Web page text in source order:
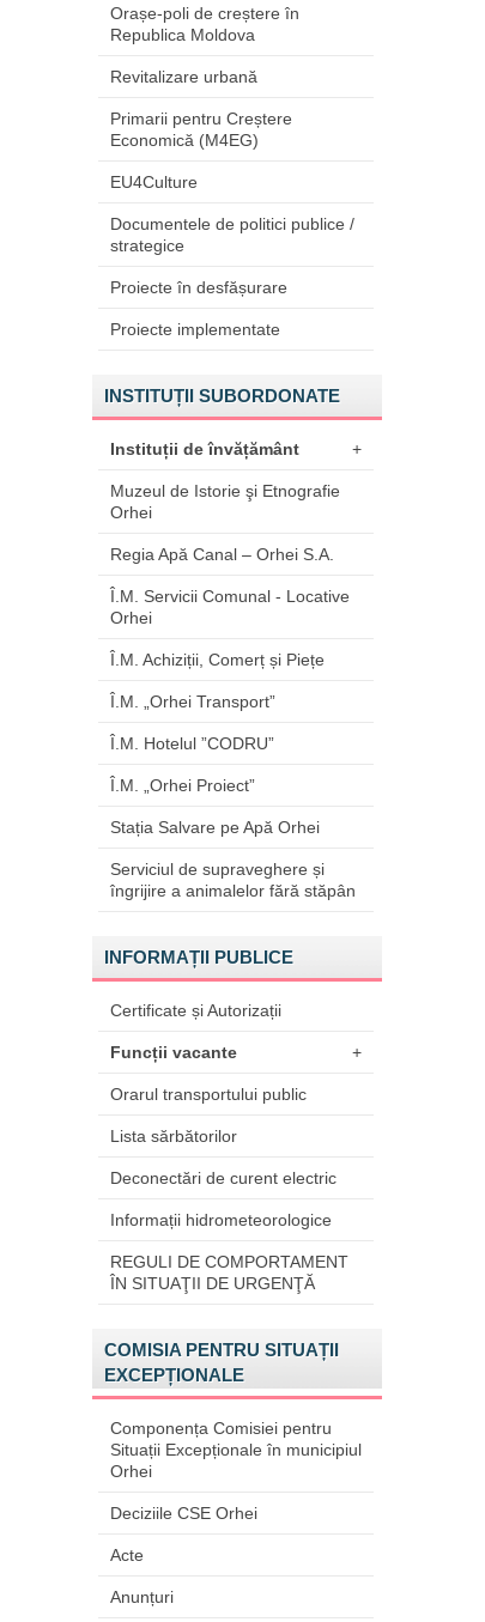
Orașe-poli de creștere în
Republica Moldova
Revitalizare urbană
Primarii pentru Creștere
Economică (M4EG)
EU4Culture
Documentele de politici publice /
strategice
Proiecte în desfășurare
Proiecte implementate
INSTITUȚII SUBORDONATE
Instituții de învățământ +
Muzeul de Istorie şi Etnografie
Orhei
Regia Apă Canal – Orhei S.A.
Î.M. Servicii Comunal - Locative
Orhei
Î.M. Achiziții, Comerț și Piețe
Î.M. „Orhei Transport”
Î.M. Hotelul ”CODRU”
Î.M. „Orhei Proiect”
Stația Salvare pe Apă Orhei
Serviciul de supraveghere și
îngrijire a animalelor fără stăpân
INFORMAȚII PUBLICE
Certificate și Autorizații
Funcții vacante +
Orarul transportului public
Lista sărbătorilor
Deconectări de curent electric
Informații hidrometeorologice
REGULI DE COMPORTAMENT
ÎN SITUAŢII DE URGENŢĂ
COMISIA PENTRU SITUAȚII
EXCEPȚIONALE
Componența Comisiei pentru
Situații Excepționale în municipiul
Orhei
Deciziile CSE Orhei
Acte
Anunțuri